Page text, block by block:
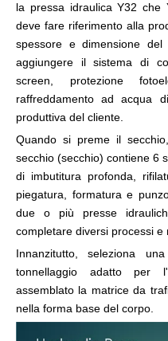
la pressa idraulica Y32 che
deve fare riferimento alla
spessore e dimensione del
aggiungere il sistema di
screen, protezione
raffreddamento ad acqua
produttiva del cliente.
Quando si preme il
secchio (secchio) contiene 6
di imbutitura profonda,
piegatura, formatura e
due o più presse
completare diversi processi e
Innanzitutto, seleziona
tonnellaggio adatto per
assemblato la matrice da
nella forma base del corpo.